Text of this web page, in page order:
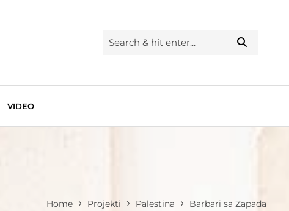
VIDEO
Home › Projekti › Palestina › Barbari sa Zapada